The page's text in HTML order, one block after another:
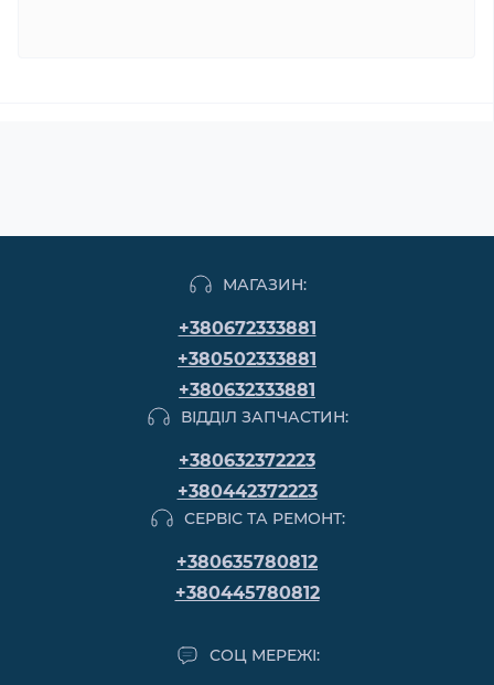
МАГАЗИН:
+380672333881
+380502333881
+380632333881
ВІДДІЛ ЗАПЧАСТИН:
+380632372223
+380442372223
СЕРВІС ТА РЕМОНТ:
+380635780812
+380445780812
СОЦ МЕРЕЖІ: